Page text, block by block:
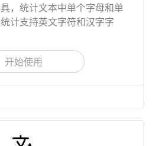
，统计文本中单个字母和单
计支持英文字符和汉字字
开始使用